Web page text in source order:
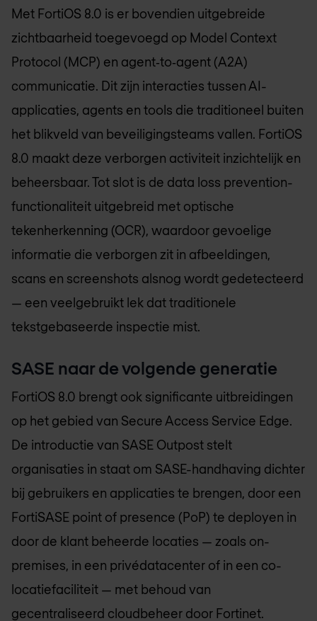
Met FortiOS 8.0 is er bovendien uitgebreide
zichtbaarheid toegevoegd op Model Context
Protocol (MCP) en agent‑to‑agent (A2A)
communicatie. Dit zijn interacties tussen AI-
applicaties, agents en tools die traditioneel buiten
het blikveld van beveiligingsteams vallen. FortiOS
8.0 maakt deze verborgen activiteit inzichtelijk en
beheersbaar. Tot slot is de data loss prevention-
functionaliteit uitgebreid met optische
tekenherkenning (OCR), waardoor gevoelige
informatie die verborgen zit in afbeeldingen,
scans en screenshots alsnog wordt gedetecteerd
— een veelgebruikt lek dat traditionele
tekstgebaseerde inspectie mist.
SASE naar de volgende generatie
FortiOS 8.0 brengt ook significante uitbreidingen
op het gebied van Secure Access Service Edge.
De introductie van SASE Outpost stelt
organisaties in staat om SASE-handhaving dichter
bij gebruikers en applicaties te brengen, door een
FortiSASE point of presence (PoP) te deployen in
door de klant beheerde locaties — zoals on-
premises, in een privédatacenter of in een co-
locatiefaciliteit — met behoud van
gecentraliseerd cloudbeheer door Fortinet.